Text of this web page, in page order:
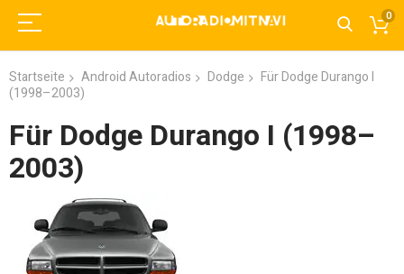
0
Startseite Android Autoradios Dodge
Für Dodge Durango I
(1998–2003)
Für Dodge Durango I (1998–
2003)